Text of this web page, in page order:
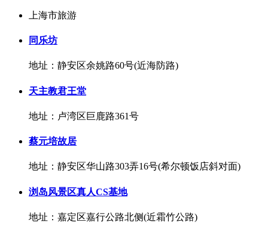
上海市旅游
同乐坊
地址：静安区余姚路60号(近海防路)
天主教君王堂
地址：卢湾区巨鹿路361号
蔡元培故居
地址：静安区华山路303弄16号(希尔顿饭店斜对面)
浏岛风景区真人CS基地
地址：嘉定区嘉行公路北侧(近霜竹公路)